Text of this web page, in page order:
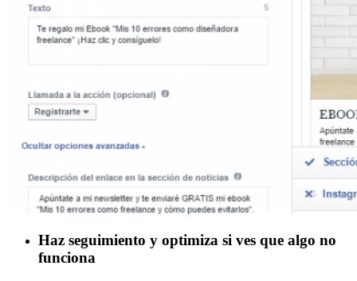
Haz seguimiento y optimiza si ves que algo no
funciona